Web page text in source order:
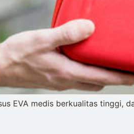
EVA medis berkualitas tinggi,